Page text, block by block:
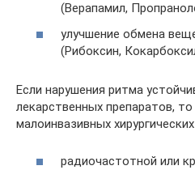
(Верапамил,
улучшение обмена
(Рибоксин,
Если нарушения ритма
лекарственных препаратов,
малоинвазивных
радиочастотной или